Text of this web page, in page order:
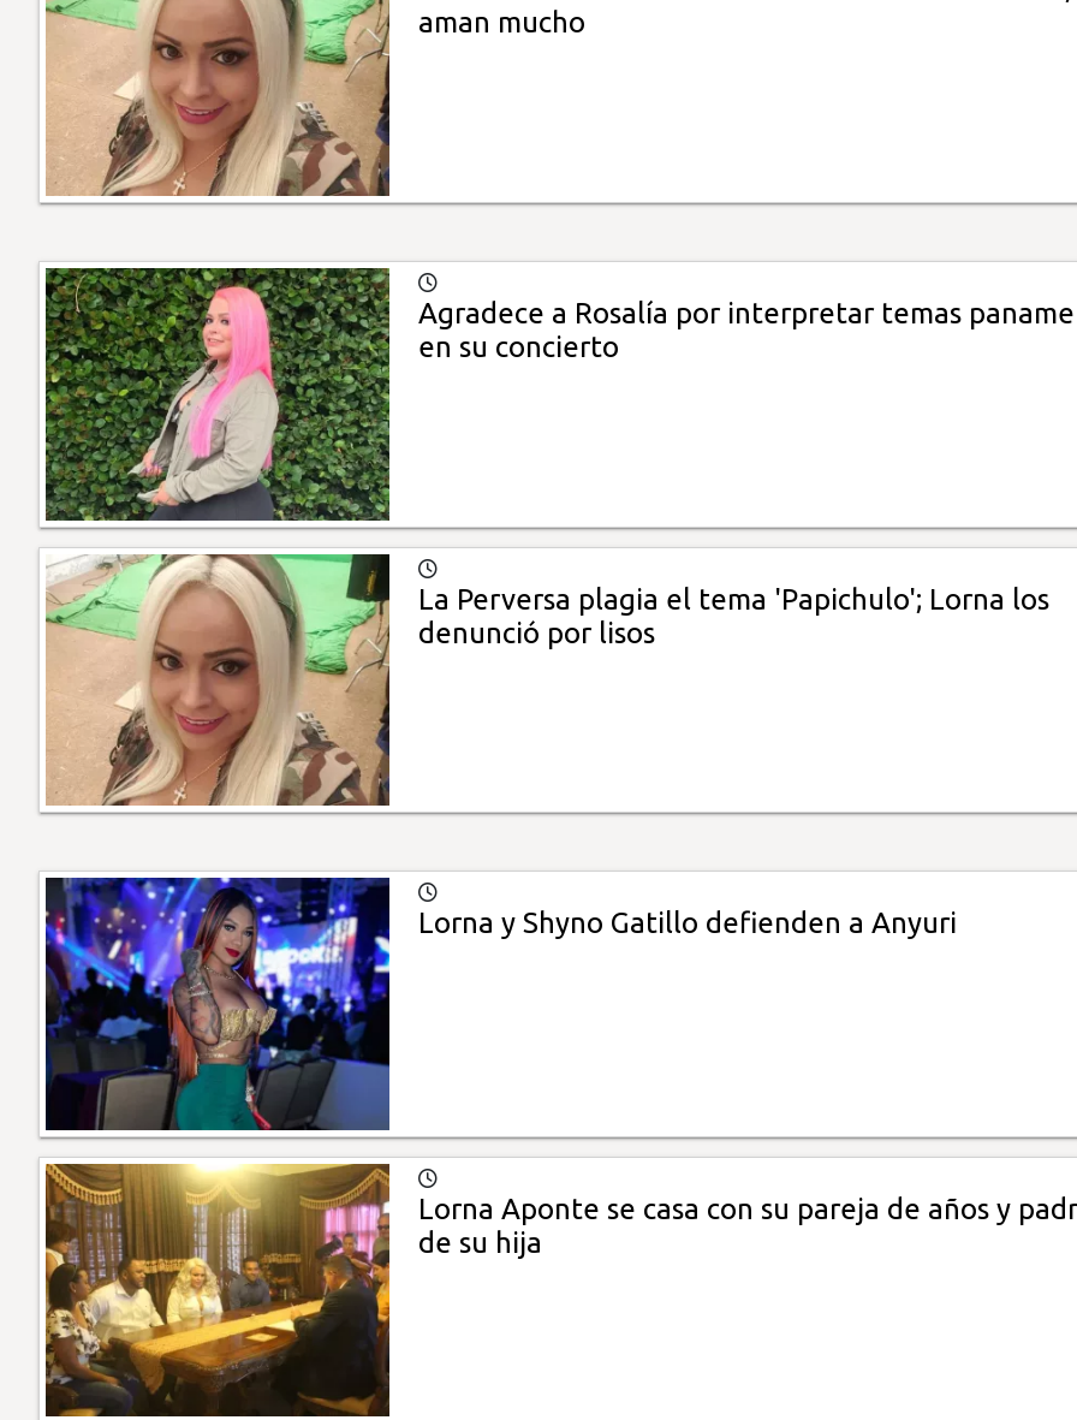
aman mucho
Agradece a Rosalía por interpretar temas
en su concierto
La Perversa plagia el tema 'Papichulo'; Lorna los
denunció por lisos
Lorna y Shyno Gatillo defienden a Anyuri
Lorna Aponte se casa con su pareja de años y
de su hija